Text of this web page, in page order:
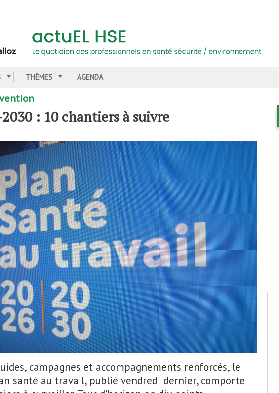
THÈMES AGENDA
: 10 chantiers à suivre
© MB
campagnes et accompagnements renforcés, le
santé au travail, publié vendredi dernier, comporte